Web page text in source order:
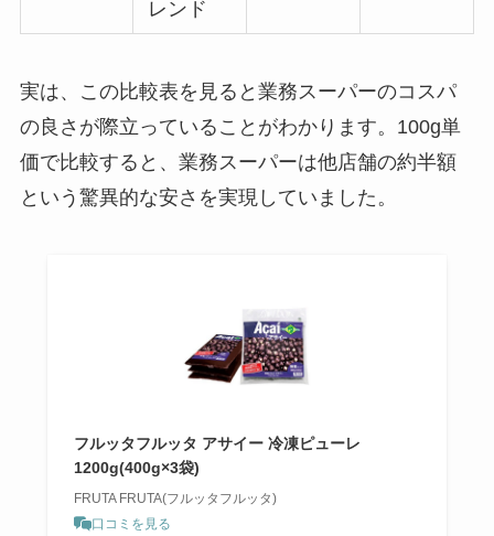
レンド
実は、この比較表を見ると業務スーパーのコスパ
の良さが際立っていることがわかります。100g単
価で比較すると、業務スーパーは他店舗の約半額
という驚異的な安さを実現していました。
フルッタフルッタ アサイー 冷凍ピューレ
1200g(400g×3袋)
FRUTA FRUTA(フルッタフルッタ)
口コミを見る